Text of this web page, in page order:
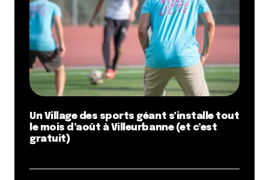
Un Village des sports géant s’installe tout
le mois d’août à Villeurbanne (et c’est
gratuit)